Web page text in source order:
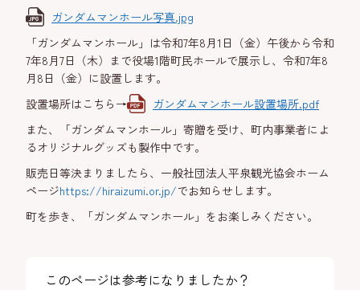
ガンダムマンホール写真.jpg
「ガンダムマンホール」は令和7年8月1日（金）午後から令和
7年8月7日（木）まで役場1階町民ホールで展示し、令和7年8
月8日（金）に設置します。
設置場所はこちら→
ガンダムマンホール設置場所.pdf
また、「ガンダムマンホール」寄贈を受け、町内事業者によ
るオリジナルグッズも製作中です。
販売日等決まりましたら、一般社団法人平泉観光協会ホーム
ページhttps://hiraizumi.or.jp/でお知らせします。
町を歩き、「ガンダムマンホール」をお楽しみください。
このページは参考になりましたか？